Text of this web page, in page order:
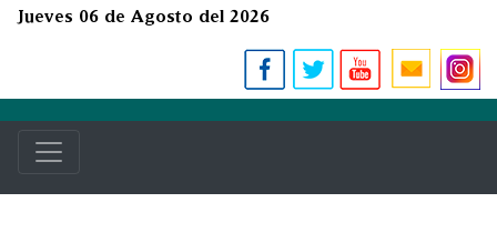
Jueves 06 de Agosto del 2026